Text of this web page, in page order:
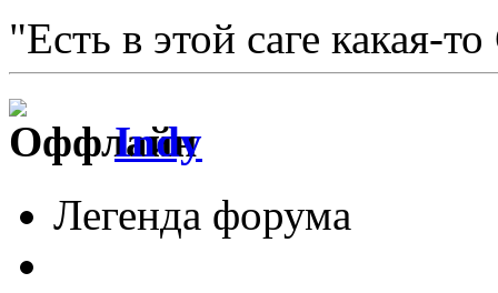
"Есть в этой саге какая-
Indy
Легенда форума